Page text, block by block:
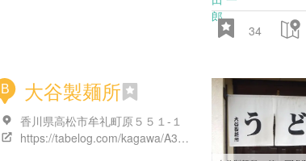
34
B 大谷製麺所
香川県高松市牟礼町原５５１-１
https://tabelog.com/kagawa/A3701/A370101/37001330/